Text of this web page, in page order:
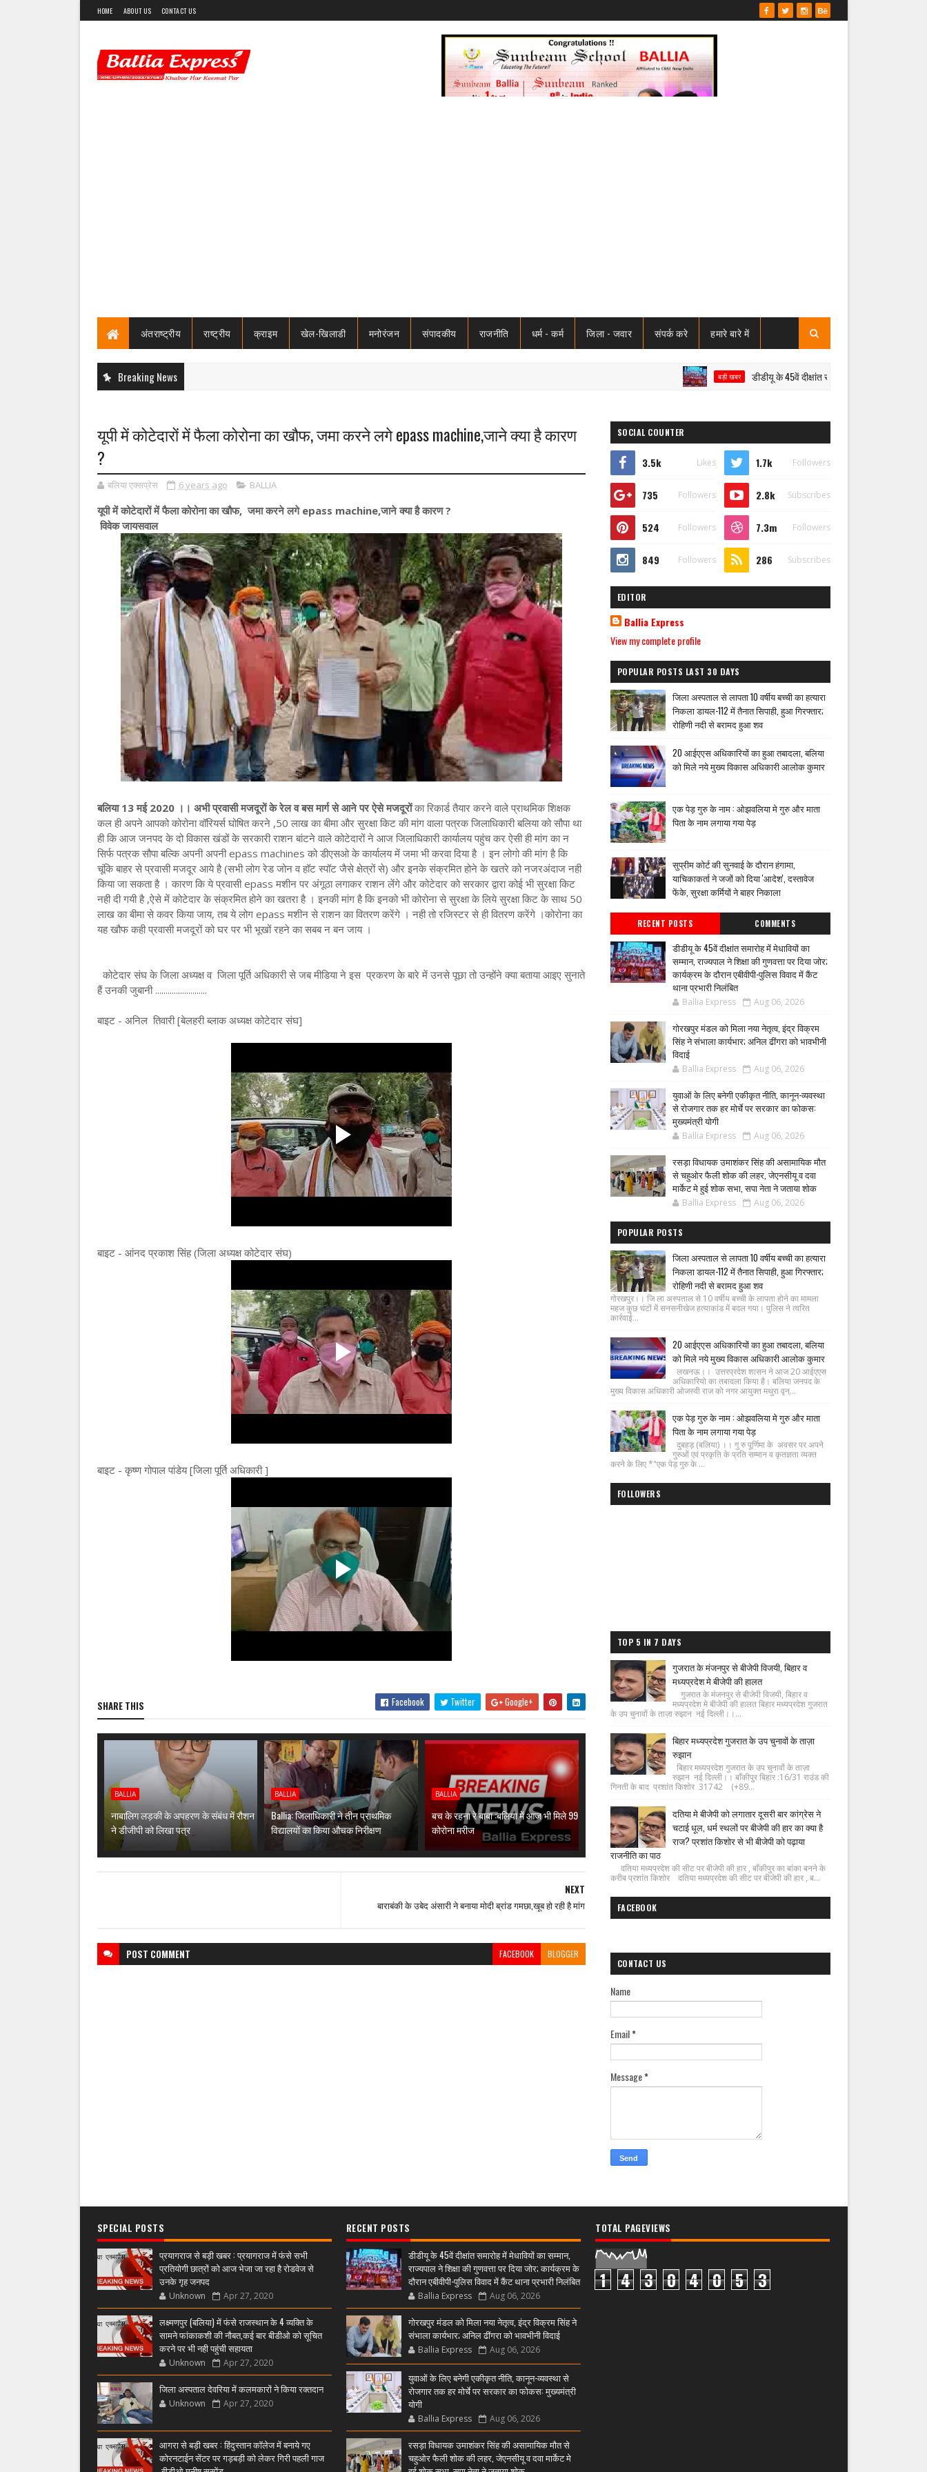
HOME ABOUT US CONTACT US
अंतराष्ट्रीय राष्ट्रीय क्राइम खेल-खिलाडी मनोरंजन संपादकीय राजनीति धर्म - कर्म जिला - जवार संपर्क करे हमारे बारे में
Breaking News बड़ी खबर डीडीयू के 45वें दीक्षांत समारोह में मेधावियों का सम्मान, राज्यपाल
यूपी में कोटेदारों में फैला कोरोना का खौफ, जमा करने लगे epass machine,जाने क्या है कारण
?
बलिया एक्सप्रेस 6 years ago BALLIA
यूपी में कोटेदारों में फैला कोरोना का खौफ, जमा करने लगे epass machine,जाने क्या है कारण ?
विवेक जायसवाल
बलिया 13 मई 2020 ।। अभी प्रवासी मजदूरों के रेल व बस मार्ग से आने पर ऐसे मजदूरोंका रिकार्ड तैयार करने वाले प्राथमिक शिक्षक
कल ही अपने आपको कोरोना वॉरियर्स घोषित करने ,50 लाख का बीमा और सुरक्षा किट की मांग वाला पत्रक जिलाधिकारी बलिया को सौपा था
ही कि आज जनपद के दो विकास खंडों के सरकारी राशन बांटने वाले कोटेदारों ने आज जिलाधिकारी कार्यालय पहुंच कर ऐसी ही मांग का न
सिर्फ पत्रक सौपा बल्कि अपनी अपनी epass machines को डीएसओ के कार्यालय में जमा भी करवा दिया है । इन लोगो की मांग है कि
चूंकि बाहर से प्रवासी मजदूर आये है (सभी लोग रेड जोन व हॉट स्पॉट जैसे क्षेत्रों से) और इनके संक्रमित होने के खतरे को नजरअंदाज नही
किया जा सकता है । कारण कि ये प्रवासी epass मशीन पर अंगूठा लगाकर राशन लेंगे और कोटेदार को सरकार द्वारा कोई भी सुरक्षा किट
नही दी गयी है ,ऐसे में कोटेदार के संक्रमित होने का खतरा है । इनकी मांग है कि इनको भी कोरोना से सुरक्षा के लिये सुरक्षा किट के साथ 50
लाख का बीमा से कवर किया जाय, तब ये लोग epass मशीन से राशन का वितरण करेंगे । नही तो रजिस्टर से ही वितरण करेंगे ।कोरोना का
यह खौफ कही प्रवासी मजदूरों को घर पर भी भूखों रहने का सबब न बन जाय ।
कोटेदार संघ के जिला अध्यक्ष व जिला पूर्ति अधिकारी से जब मीडिया ने इस प्रकरण के बारे में उनसे पूछा तो उन्होंने क्या बताया आइए सुनाते
हैं उनकी जुबानी .........................
बाइट - अनिल तिवारी [बेलहरी ब्लाक अध्यक्ष कोटेदार संघ]
बाइट - आंनद प्रकाश सिंह (जिला अध्यक्ष कोटेदार संघ)
बाइट - कृष्ण गोपाल पांडेय [जिला पूर्ति अधिकारी ]
SHARE THIS Facebook Twitter Google+
BALLIA
नाबालिग लड़की के अपहरण के संबंध में रौशन
ने डीजीपी को लिखा पत्र
BALLIA
Ballia: जिलाधिकारी ने तीन प्राथमिक
विद्यालयों का किया औचक निरीक्षण
BALLIA
बच के रहना रे बाबा :बलिया में आज भी मिले 99
कोरोना मरीज
NEXT
बाराबंकी के उबेद अंसारी ने बनाया मोदी ब्रांड गमछा,खूब हो रही है मांग
POST COMMENT FACEBOOK BLOGGER
SOCIAL COUNTER
3.5k Likes 1.7k Followers
735 Followers 2.8k Subscribes
524 Followers 7.3m Followers
849 Followers 286 Subscribes
EDITOR
Ballia Express
View my complete profile
POPULAR POSTS LAST 30 DAYS
जिला अस्पताल से लापता 10 वर्षीय बच्ची का हत्यारा
निकला डायल-112 में तैनात सिपाही, हुआ गिरफ्तार;
रोहिणी नदी से बरामद हुआ शव
20 आईएएस अधिकारियों का हुआ तबादला, बलिया
को मिले नये मुख्य विकास अधिकारी आलोक कुमार
एक पेड़ गुरु के नाम : ओझवलिया मे गुरु और माता
पिता के नाम लगाया गया पेड़
सुप्रीम कोर्ट की सुनवाई के दौरान हंगामा,
याचिकाकर्ता ने जजों को दिया 'आदेश', दस्तावेज
फेंके, सुरक्षा कर्मियों ने बाहर निकाला
RECENT POSTS COMMENTS
डीडीयू के 45वें दीक्षांत समारोह में मेधावियों का
सम्मान, राज्यपाल ने शिक्षा की गुणवत्ता पर दिया जोर;
कार्यक्रम के दौरान एबीवीपी-पुलिस विवाद में कैंट
थाना प्रभारी निलंबित
Ballia Express Aug 06, 2026
गोरखपुर मंडल को मिला नया नेतृत्व, इंद्र विक्रम
सिंह ने संभाला कार्यभार; अनिल ढींगरा को भावभीनी
विदाई
Ballia Express Aug 06, 2026
युवाओं के लिए बनेगी एकीकृत नीति, कानून-व्यवस्था
से रोजगार तक हर मोर्चे पर सरकार का फोकस:
मुख्यमंत्री योगी
Ballia Express Aug 06, 2026
रसड़ा विधायक उमाशंकर सिंह की असामायिक मौत
से चहुओर फैली शोक की लहर, जेएनसीयू व दवा
मार्केट मे हुई शोक सभा, सपा नेता ने जताया शोक
Ballia Express Aug 06, 2026
POPULAR POSTS
जिला अस्पताल से लापता 10 वर्षीय बच्ची का हत्यारा
निकला डायल-112 में तैनात सिपाही, हुआ गिरफ्तार;
रोहिणी नदी से बरामद हुआ शव
गोरखपुर।। जि ला अस्पताल से 10 वर्षीय बच्ची के लापता होने का मामला
महज कुछ घंटों में सनसनीखेज हत्याकांड में बदल गया। पुलिस ने त्वरित
कार्रवाई...
20 आईएएस अधिकारियों का हुआ तबादला, बलिया
को मिले नये मुख्य विकास अधिकारी आलोक कुमार
लखनऊ।। उत्तरप्रदेश शासन ने आज 20 आईएएस
अधिकारियो का तबादला किया है। बलिया जनपद के
मुख्य विकास अधिकारी ओजस्वी राज को नगर आयुक्त मथुरा वृन्...
एक पेड़ गुरु के नाम : ओझवलिया मे गुरु और माता
पिता के नाम लगाया गया पेड़
दुबहड़ (बलिया) ।। गु रु पूर्णिमा के अवसर पर अपने
गुरुओं एवं प्रकृति के प्रति सम्मान व कृतज्ञता व्यक्त
करने के लिए *"एक पेड़ गुरु के ...
FOLLOWERS
TOP 5 IN 7 DAYS
गुजरात के मंजनपुर से बीजेपी विजयी, बिहार व
मध्यप्रदेश मे बीजेपी की हालत
गुजरात के मंजनपुर से बीजेपी विजयी, बिहार व
मध्यप्रदेश मे बीजेपी की हालत बिहार मध्यप्रदेश गुजरात
के उप चुनावों के ताज़ा रुझान नई दिल्ली।।...
बिहार मध्यप्रदेश गुजरात के उप चुनावों के ताज़ा
रुझान
बिहार मध्यप्रदेश गुजरात के उप चुनावों के ताज़ा
रुझान नई दिल्ली।। बाँकीपुर बिहार :16/31 राउंड की
गिनती के बाद प्रशांत किशोर 31742 (+89...
दतिया मे बीजेपी को लगातार दूसरी बार कांग्रेस ने
चटाई धूल, धर्म स्थलों पर बीजेपी की हार का क्या है
राज? प्रशांत किशोर से भी बीजेपी को पढ़ाया
राजनीति का पाठ
दतिया मध्यप्रदेश की सीट पर बीजेपी की हार , बाँकीपुर का बांका बनने के
करीब प्रशांत किशोर दतिया मध्यप्रदेश की सीट पर बीजेपी की हार , ब...
FACEBOOK
CONTACT US
Name
Email*
Message*
SPECIAL POSTS
प्रयागराज से बड़ी खबर : प्रयागराज में फंसे सभी
प्रतियोगी छात्रों को आज भेजा जा रहा है रोडवेज से
उनके गृह जनपद
Unknown Apr 27, 2020
लक्ष्मणपुर (बलिया) में फंसे राजस्थान के 4 व्यक्ति के
सामने फांकाकशी की नौबत,कई बार बीडीओ को सूचित
करने पर भी नही पहुंची सहायता
Unknown Apr 27, 2020
जिला अस्पताल देवरिया में कलमकारों ने किया रक्तदान
Unknown Apr 27, 2020
आगरा से बड़ी खबर : हिंदुस्तान कॉलेज में बनाये गए
कोरनटाईन सेंटर पर गड़बड़ी को लेकर गिरी पहली गाज
RECENT POSTS
डीडीयू के 45वें दीक्षांत समारोह में मेधावियों का सम्मान,
राज्यपाल ने शिक्षा की गुणवत्ता पर दिया जोर; कार्यक्रम के
दौरान एबीवीपी-पुलिस विवाद में कैंट थाना प्रभारी निलंबित
Ballia Express Aug 06, 2026
गोरखपुर मंडल को मिला नया नेतृत्व, इंद्र विक्रम सिंह ने
संभाला कार्यभार; अनिल ढींगरा को भावभीनी विदाई
Ballia Express Aug 06, 2026
युवाओं के लिए बनेगी एकीकृत नीति, कानून-व्यवस्था से
रोजगार तक हर मोर्चे पर सरकार का फोकस: मुख्यमंत्री
योगी
Ballia Express Aug 06, 2026
रसड़ा विधायक उमाशंकर सिंह की असामायिक मौत से
चहुओर फैली शोक की लहर, जेएनसीयू व दवा मार्केट मे
TOTAL PAGEVIEWS
1 4 3 0 4 0 5 3